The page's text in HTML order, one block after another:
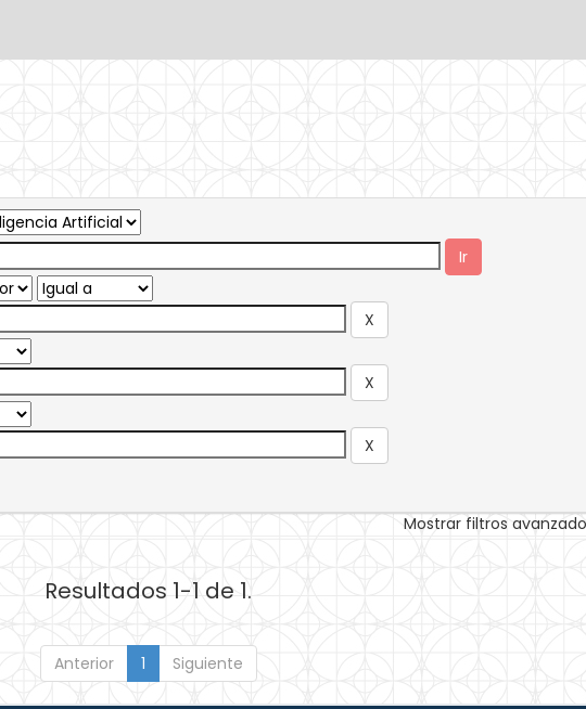
Mostrar filtros
Resultados 1-1 de 1.
Anterior 1 Siguiente